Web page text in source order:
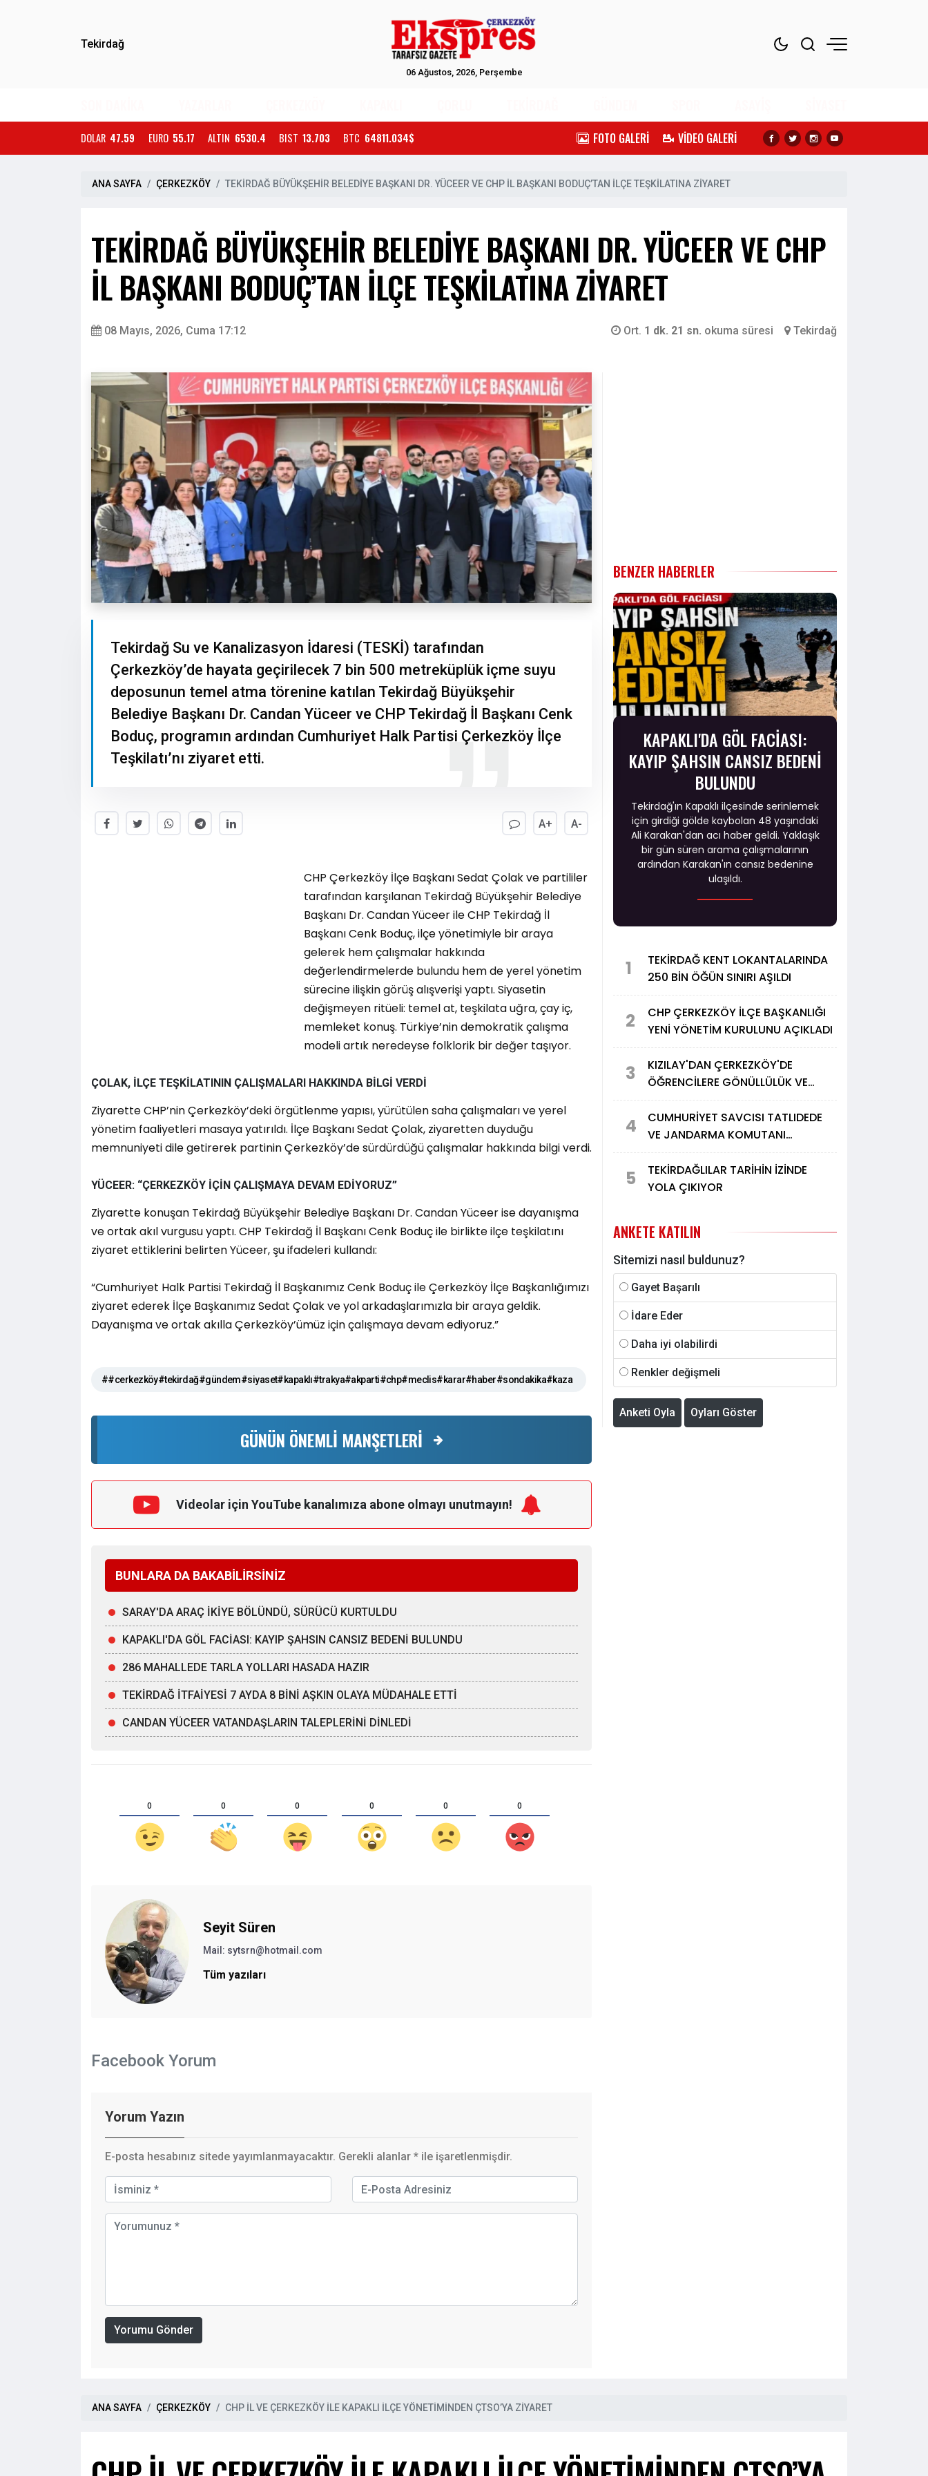
Tekirdağ
06 Ağustos, 2026, Perşembe
DOLAR 47.59 EURO 55.17 ALTIN 6530.4 BIST 13.703 BTC 64811.034$ FOTO GALERİ VİDEO GALERİ
ANA SAYFA ÇERKEZKÖY TEKİRDAĞ BÜYÜKŞEHİR BELEDİYE BAŞKANI DR. YÜCEER VE CHP İL BAŞKANI BODUÇ’TAN İLÇE TEŞKİLATINA ZİYARET
TEKİRDAĞ BÜYÜKŞEHİR BELEDİYE BAŞKANI DR. YÜCEER VE CHP
İL BAŞKANI BODUÇ’TAN İLÇE TEŞKİLATINA ZİYARET
08 Mayıs, 2026, Cuma 17:12 Ort. 1 dk. 21 sn. okuma süresi Tekirdağ
Tekirdağ Su ve Kanalizasyon İdaresi (TESKİ) tarafından
Çerkezköy’de hayata geçirilecek 7 bin 500 metreküplük içme suyu
deposunun temel atma törenine katılan Tekirdağ Büyükşehir
Belediye Başkanı Dr. Candan Yüceer ve CHP Tekirdağ İl Başkanı Cenk
Boduç, programın ardından Cumhuriyet Halk Partisi Çerkezköy İlçe
Teşkilatı’nı ziyaret etti.
A+ A-
CHP Çerkezköy İlçe Başkanı Sedat Çolak ve partililer
tarafından karşılanan Tekirdağ Büyükşehir Belediye
Başkanı Dr. Candan Yüceer ile CHP Tekirdağ İl
Başkanı Cenk Boduç, ilçe yönetimiyle bir araya
gelerek hem çalışmalar hakkında
değerlendirmelerde bulundu hem de yerel yönetim
sürecine ilişkin görüş alışverişi yaptı. Siyasetin
değişmeyen ritüeli: temel at, teşkilata uğra, çay iç,
memleket konuş. Türkiye’nin demokratik çalışma
modeli artık neredeyse folklorik bir değer taşıyor.
ÇOLAK, İLÇE TEŞKİLATININ ÇALIŞMALARI HAKKINDA BİLGİ VERDİ
Ziyarette CHP’nin Çerkezköy’deki örgütlenme yapısı, yürütülen saha çalışmaları ve yerel
yönetim faaliyetleri masaya yatırıldı. İlçe Başkanı Sedat Çolak, ziyaretten duyduğu
memnuniyeti dile getirerek partinin Çerkezköy’de sürdürdüğü çalışmalar hakkında bilgi verdi.
YÜCEER: “ÇERKEZKÖY İÇİN ÇALIŞMAYA DEVAM EDİYORUZ”
Ziyarette konuşan Tekirdağ Büyükşehir Belediye Başkanı Dr. Candan Yüceer ise dayanışma
ve ortak akıl vurgusu yaptı. CHP Tekirdağ İl Başkanı Cenk Boduç ile birlikte ilçe teşkilatını
ziyaret ettiklerini belirten Yüceer, şu ifadeleri kullandı:
“Cumhuriyet Halk Partisi Tekirdağ İl Başkanımız Cenk Boduç ile Çerkezköy İlçe Başkanlığımızı
ziyaret ederek İlçe Başkanımız Sedat Çolak ve yol arkadaşlarımızla bir araya geldik.
Dayanışma ve ortak akılla Çerkezköy’ümüz için çalışmaya devam ediyoruz.”
##cerkezköy#tekirdağ#gündem#siyaset#kapaklı#trakya#akparti#chp#meclis#karar#haber#sondakika#kaza
GÜNÜN ÖNEMLİ MANŞETLERİ
Videolar için YouTube kanalımıza abone olmayı unutmayın!
BUNLARA DA BAKABİLİRSİNİZ
SARAY'DA ARAÇ İKİYE BÖLÜNDÜ, SÜRÜCÜ KURTULDU
KAPAKLI'DA GÖL FACİASI: KAYIP ŞAHSIN CANSIZ BEDENİ BULUNDU
286 MAHALLEDE TARLA YOLLARI HASADA HAZIR
TEKİRDAĞ İTFAİYESİ 7 AYDA 8 BİNİ AŞKIN OLAYA MÜDAHALE ETTİ
CANDAN YÜCEER VATANDAŞLARIN TALEPLERİNİ DİNLEDİ
0 0 0 0 0 0
Seyit Süren
Mail: sytsrn@hotmail.com
Tüm yazıları
Facebook Yorum
Yorum Yazın
E-posta hesabınız sitede yayımlanmayacaktır. Gerekli alanlar * ile işaretlenmişdir.
Yorumu Gönder
BENZER HABERLER
KAPAKLI'DA GÖL FACİASI:
KAYIP ŞAHSIN CANSIZ BEDENİ
BULUNDU
Tekirdağ'ın Kapaklı ilçesinde serinlemek
için girdiği gölde kaybolan 48 yaşındaki
Ali Karakan'dan acı haber geldi. Yaklaşık
bir gün süren arama çalışmalarının
ardından Karakan'ın cansız bedenine
ulaşıldı.
1
TEKİRDAĞ KENT LOKANTALARINDA
250 BİN ÖĞÜN SINIRI AŞILDI
2
CHP ÇERKEZKÖY İLÇE BAŞKANLIĞI
YENİ YÖNETİM KURULUNU AÇIKLADI
3
KIZILAY'DAN ÇERKEZKÖY'DE
ÖĞRENCİLERE GÖNÜLLÜLÜK VE
4
CUMHURİYET SAVCISI TATLIDEDE
VE JANDARMA KOMUTANI
ZİYARET
5
TEKİRDAĞLILAR TARİHİN İZİNDE
YOLA ÇIKIYOR
ANKETE KATILIN
Sitemizi nasıl buldunuz?
Gayet Başarılı
İdare Eder
Daha iyi olabilirdi
Renkler değişmeli
Anketi Oyla Oyları Göster
ANA SAYFA ÇERKEZKÖY CHP İL VE ÇERKEZKÖY İLE KAPAKLI İLÇE YÖNETİMİNDEN ÇTSO’YA ZİYARET